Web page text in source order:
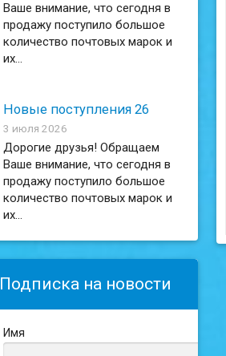
Ваше внимание, что сегодня в
продажу поступило большое
количество почтовых марок и
их...
Новые поступления 26
3 июля 2026
Дорогие друзья! Обращаем
Ваше внимание, что сегодня в
продажу поступило большое
количество почтовых марок и
их...
Подписка на новости
Имя